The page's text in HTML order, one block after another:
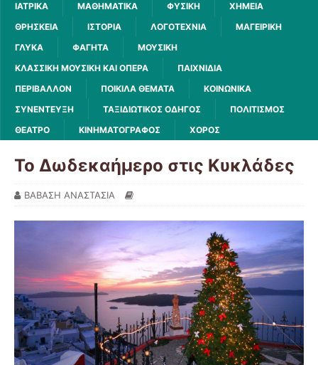
ΙΑΤΡΙΚΆ
ΜΑΘΗΜΑΤΙΚΆ ΦΥΣΙΚΉ
ΧΗΜΕΊΑ
ΘΡΗΣΚΕΊΑ
ΙΣΤΟΡΊΑ ΛΟΓΟΤΕΧΝΊΑ
ΜΑΓΕΙΡΙΚΉ
ΓΛΥΚΆ
ΦΑΓΗΤΆ
ΜΟΥΣΙΚΉ
ΚΛΑΣΣΙΚΉ ΜΟΥΣΙΚΉ ΚΑΙ ΌΠΕΡΑ
ΠΑΙΧΝΊΔΙΑ
ΠΕΡΙΒΆΛΛΟΝ
ΠΟΙΚΊΛΑ ΘΈΜΑΤΑ
ΚΟΙΝΩΝΙΚΆ
ΣΥΝΈΝΤΕΥΞΗ
ΤΑΞΙΔΙΩΤΙΚΌΣ ΟΔΗΓΌΣ
ΠΟΛΙΤΙΣΜΌΣ
ΘΈΑΤΡΟ
ΚΙΝΗΜΑΤΟΓΡΆΦΟΣ ΧΟΡΌΣ
Το Δωδεκαήμερο στις Κυκλάδες
ΒΑΒΑΣΗ ΑΝΑΣΤΑΣΙΑ